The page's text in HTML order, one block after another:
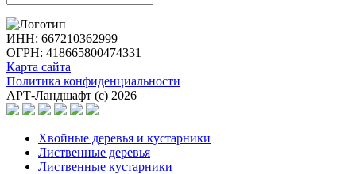
ИНН: 667210362999
ОГРН: 418665800474331
Карта сайта
Политика конфиденциальности
АРТ-Ландшафт (с) 2026
Хвойные деревья и кустарники
Лиственные деревья
Лиственные кустарники